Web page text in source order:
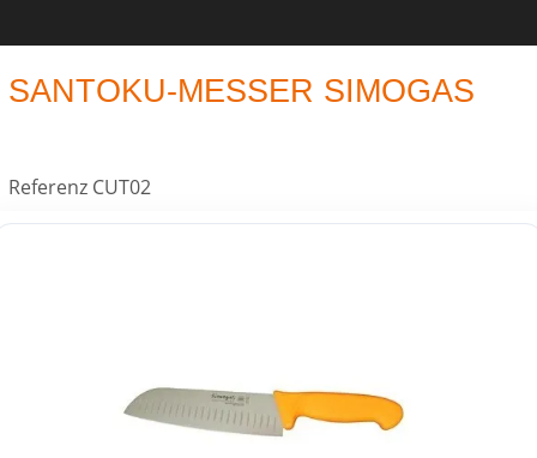
SANTOKU-MESSER SIMOGAS
Referenz CUT02